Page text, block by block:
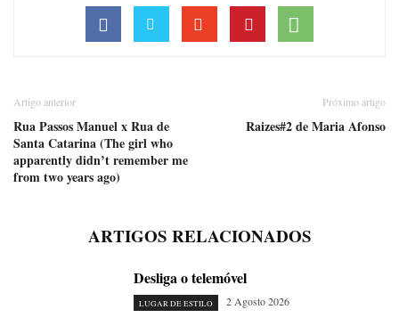
Artigo anterior
Rua Passos Manuel x Rua de
Santa Catarina (The girl who
apparently didn’t remember me
from two years ago)
Próximo artigo
Raizes#2 de Maria Afonso
ARTIGOS RELACIONADOS
Desliga o telemóvel
LUGAR DE ESTILO 2 Agosto 2026